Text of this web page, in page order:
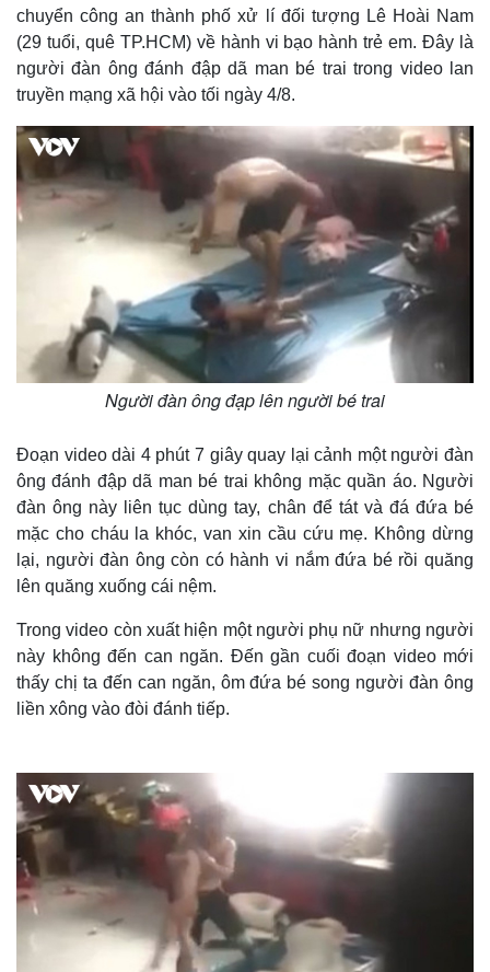
chuyển công an thành phố xử lí đối tượng Lê Hoài Nam
(29 tuổi, quê TP.HCM) về hành vi bạo hành trẻ em. Đây là
người đàn ông đánh đập dã man bé trai trong video lan
truyền mạng xã hội vào tối ngày 4/8.
Người đàn ông đạp lên người bé trai
Đoạn video dài 4 phút 7 giây quay lại cảnh một người đàn
ông đánh đập dã man bé trai không mặc quần áo. Người
đàn ông này liên tục dùng tay, chân để tát và đá đứa bé
mặc cho cháu la khóc, van xin cầu cứu mẹ. Không dừng
lại, người đàn ông còn có hành vi nắm đứa bé rồi quăng
lên quăng xuống cái nệm.
Trong video còn xuất hiện một người phụ nữ nhưng người
này không đến can ngăn. Đến gần cuối đoạn video mới
thấy chị ta đến can ngăn, ôm đứa bé song người đàn ông
liền xông vào đòi đánh tiếp.